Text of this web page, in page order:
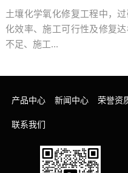
土壤化学氧化修复工程中，
化效率、施工可行性及修复
不足、施工...
产品中心 新闻中心 荣誉资
联系我们